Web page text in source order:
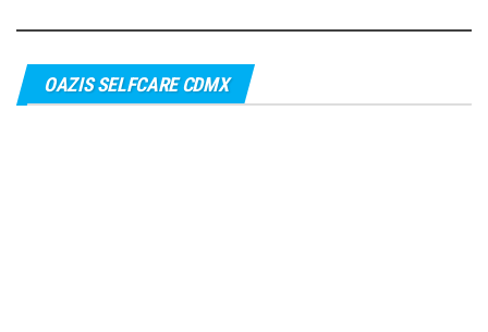
OAZIS SELFCARE CDMX